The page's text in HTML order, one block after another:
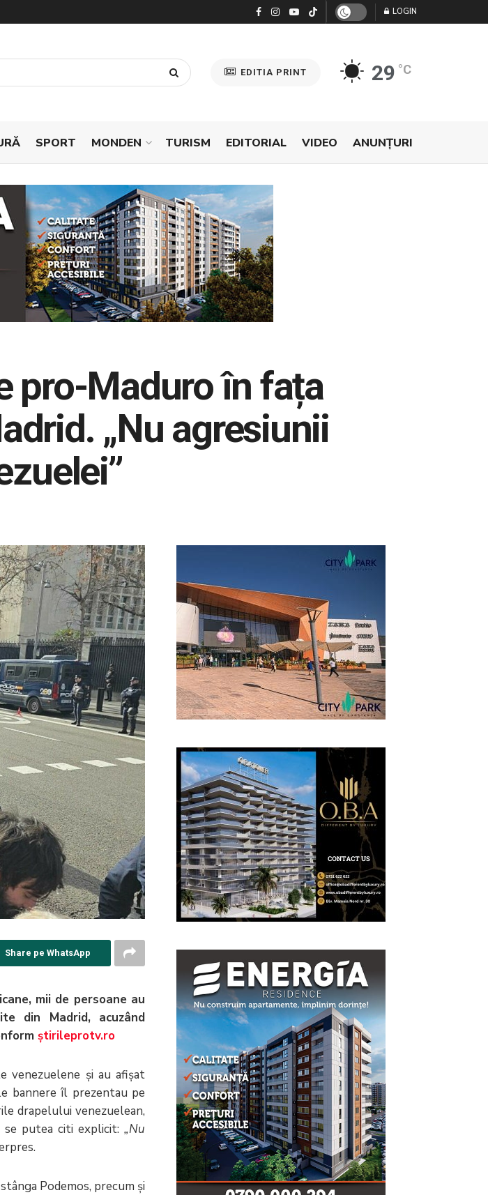
LOGIN
EDITIA PRINT 29 °C
SPORT MONDEN TURISM EDITORIAL VIDEO ANUNŢURI
pro-Maduro în fața
„Nu agresiunii
Share pe WhatsApp
mii de persoane au
din Madrid, acuzând
știrileprotv.ro
venezuelene şi au afişat
bannere îl prezentau pe
drapelului venezuelean,
putea citi explicit: „Nu
Podemos, precum şi